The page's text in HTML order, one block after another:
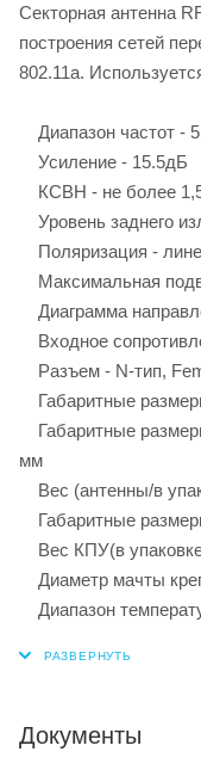
Секторная антенна
построения сетей
802.11а.
Диапазон частот -
Усиление - 15.5дБ
КСВН - не более
Уровень заднего
Поляризация -
Максимальная
Диаграмма
Входное
Разъем - N-тип,
Габаритные
Габаритные
мм
Вес (антенны/в
Габаритные
Вес КПУ(в
Диаметр мачты
Диапазон
Документы